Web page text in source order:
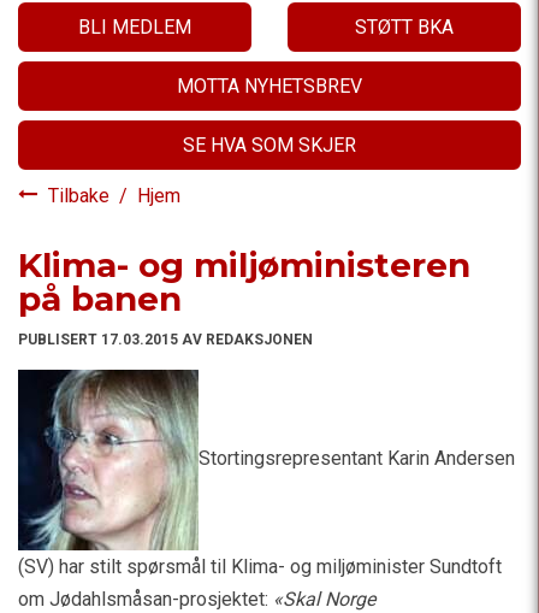
BLI MEDLEM STØTT BKA
MOTTA NYHETSBREV
SE HVA SOM SKJER
Tilbake / Hjem
Klima- og miljøministeren
på banen
PUBLISERT 17.03.2015 AV REDAKSJONEN
Stortingsrepresentant Karin Andersen
(SV) har stilt spørsmål til Klima- og miljøminister Sundtoft
om Jødahlsmåsan-prosjektet: «Skal Norge